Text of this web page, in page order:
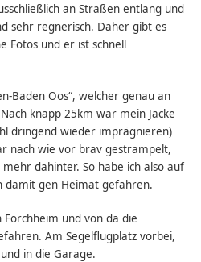
an Straßen entlang und
sehr regnerisch. Daher gibt es
Fotos und er ist schnell
Baden Oos“, welcher genau an
knapp 25km war mein Jacke
dringend wieder imprägnieren)
nach wie vor brav gestrampelt,
dahinter. So habe ich also auf
damit gen Heimat gefahren.
Forchheim und von da die
Am Segelflugplatz vorbei,
in die Garage.